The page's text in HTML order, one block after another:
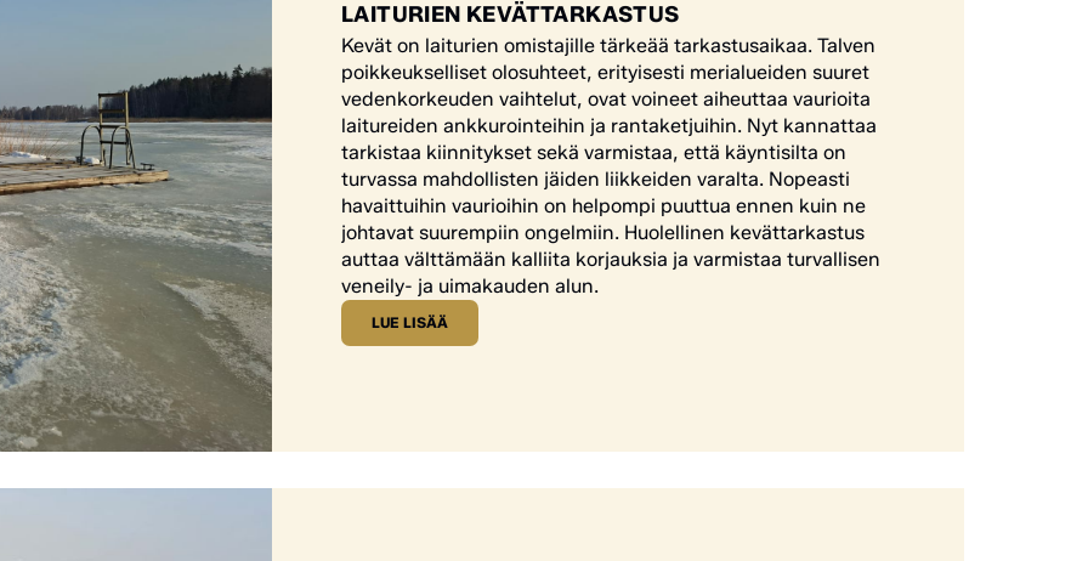
LAITURIEN KEVÄTTARKASTUS
Kevät on laiturien omistajille tärkeää tarkastusaikaa. Talven
poikkeukselliset olosuhteet, erityisesti merialueiden suuret
vedenkorkeuden vaihtelut, ovat voineet aiheuttaa vaurioita
laitureiden ankkurointeihin ja rantaketjuihin. Nyt kannattaa
tarkistaa kiinnitykset sekä varmistaa, että käyntisilta on
turvassa mahdollisten jäiden liikkeiden varalta. Nopeasti
havaittuihin vaurioihin on helpompi puuttua ennen kuin ne
johtavat suurempiin ongelmiin. Huolellinen kevättarkastus
auttaa välttämään kalliita korjauksia ja varmistaa turvallisen
veneily- ja uimakauden alun.
LUE LISÄÄ